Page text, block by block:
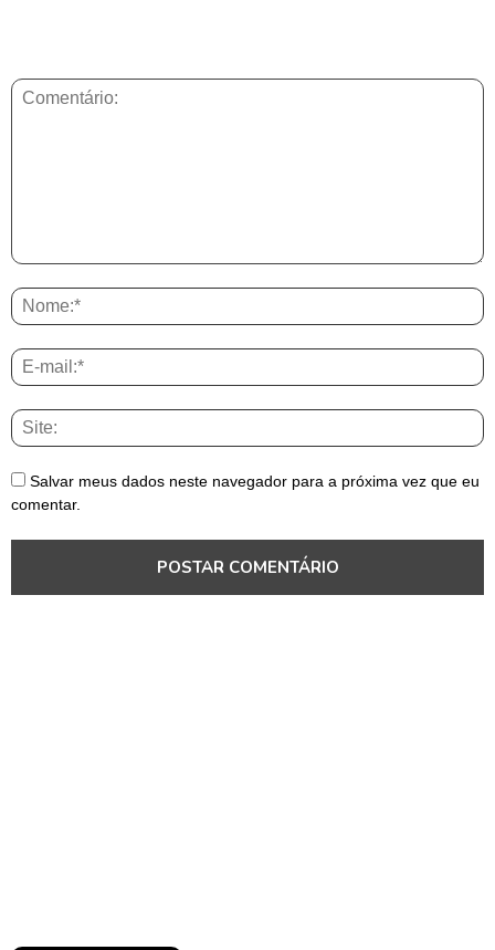
Salvar meus dados neste navegador para a próxima vez que eu
comentar.